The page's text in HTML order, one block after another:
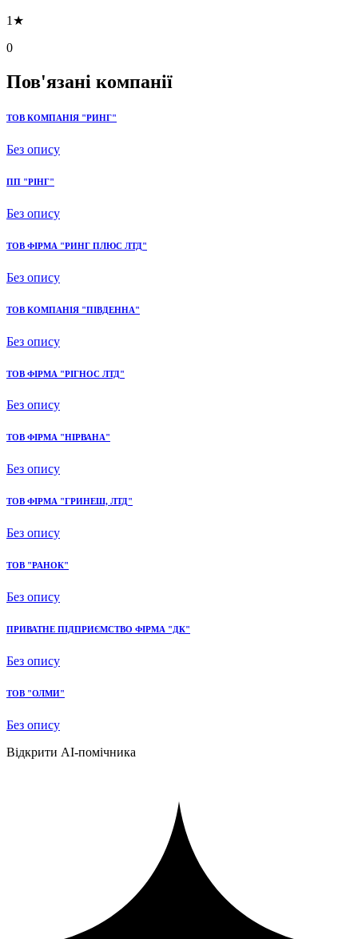
1★
0
Пов'язані компанії
ТОВ КОМПАНІЯ "РИНГ"
Без опису
ПП "РІНГ"
Без опису
ТОВ ФІРМА "РИНГ ПЛЮС ЛТД"
Без опису
ТОВ КОМПАНІЯ "ПІВДЕННА"
Без опису
ТОВ ФІРМА "РІГНОС ЛТД"
Без опису
ТОВ ФІРМА "НІРВАНА"
Без опису
ТОВ ФІРМА "ГРИНЕШ, ЛТД"
Без опису
ТОВ "РАНОК"
Без опису
ПРИВАТНЕ ПІДПРИЄМСТВО ФІРМА "ДК"
Без опису
ТОВ "ОЛМИ"
Без опису
Відкрити AI-помічника